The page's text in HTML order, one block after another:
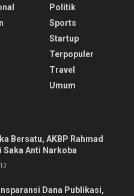
Politik
Sports
Startup
Terpopuler
Travel
Umum
Bersatu, AKBP Rahmad
Saka Anti Narkoba
Dana Publikasi,